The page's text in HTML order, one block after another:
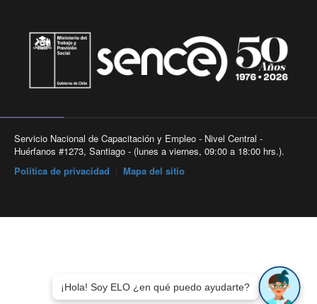
Servicio Nacional de Capacitación y Empleo - Nivel Central -
Huérfanos #1273, Santiago - (lunes a viernes, 09:00 a 18:00 hrs.).
Política de privacidad
Mapa del sitio
¡Hola! Soy ELO ¿en qué puedo ayudarte?